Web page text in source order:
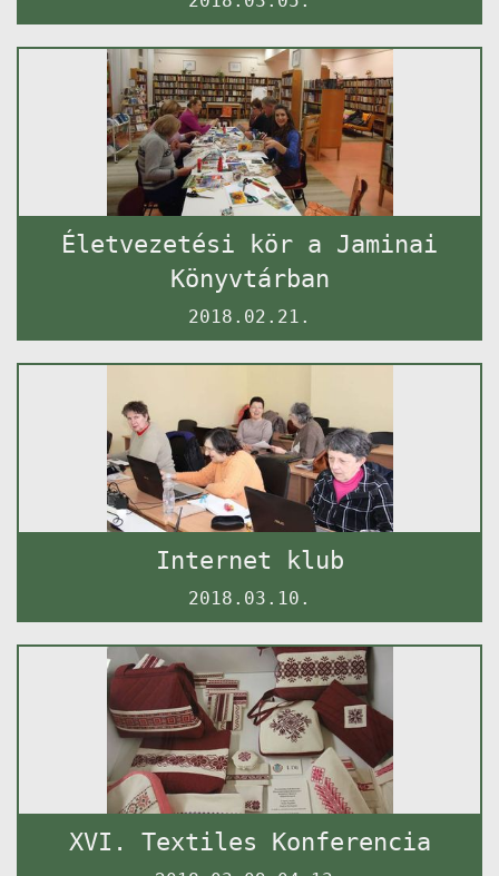
Életvezetési kör a Jaminai
Könyvtárban
2018.02.21.
Internet klub
2018.03.10.
XVI. Textiles Konferencia